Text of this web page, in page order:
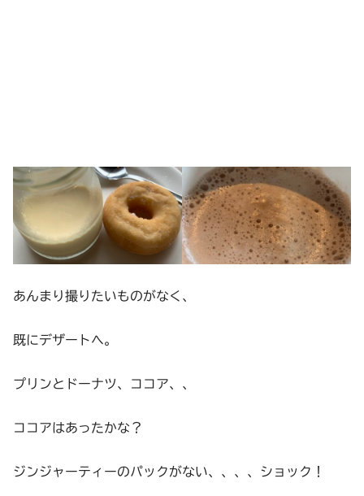
あんまり撮りたいものがなく、
既にデザートへ。
プリンとドーナツ、ココア、、
ココアはあったかな？
ジンジャーティーのパックがない、、、、ショック！